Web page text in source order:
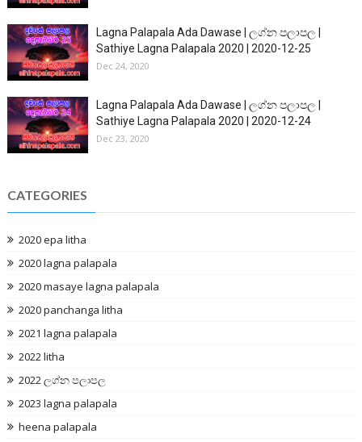
Lagna Palapala Ada Dawase | ලග්න පලාපල |
Sathiye Lagna Palapala 2020 | 2020-12-25
Dec 24, 2020
Lagna Palapala Ada Dawase | ලග්න පලාපල |
Sathiye Lagna Palapala 2020 | 2020-12-24
Dec 23, 2020
CATEGORIES
2020 epa litha
2020 lagna palapala
2020 masaye lagna palapala
2020 panchanga litha
2021 lagna palapala
2022 litha
2022 ලග්න පලාපල
2023 lagna palapala
heena palapala